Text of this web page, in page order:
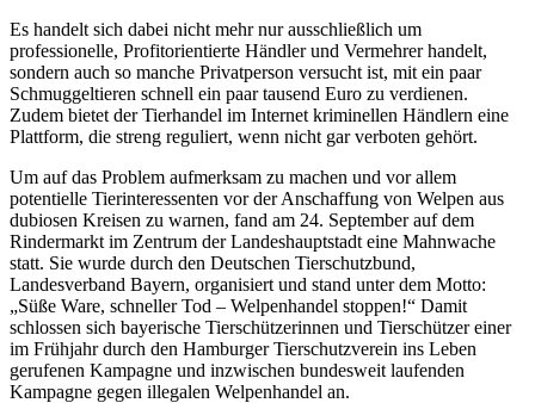
Es handelt sich dabei nicht mehr nur ausschließlich um
professionelle, Profitorientierte Händler und Vermehrer handelt,
sondern auch so manche Privatperson versucht ist, mit ein paar
Schmuggeltieren schnell ein paar tausend Euro zu verdienen.
Zudem bietet der Tierhandel im Internet kriminellen Händlern eine
Plattform, die streng reguliert, wenn nicht gar verboten gehört.
Um auf das Problem aufmerksam zu machen und vor allem
potentielle Tierinteressenten vor der Anschaffung von Welpen aus
dubiosen Kreisen zu warnen, fand am 24. September auf dem
Rindermarkt im Zentrum der Landeshauptstadt eine Mahnwache
statt. Sie wurde durch den Deutschen Tierschutzbund,
Landesverband Bayern, organisiert und stand unter dem Motto:
„Süße Ware, schneller Tod – Welpenhandel stoppen!“ Damit
schlossen sich bayerische Tierschützerinnen und Tierschützer einer
im Frühjahr durch den Hamburger Tierschutzverein ins Leben
gerufenen Kampagne und inzwischen bundesweit laufenden
Kampagne gegen illegalen Welpenhandel an.